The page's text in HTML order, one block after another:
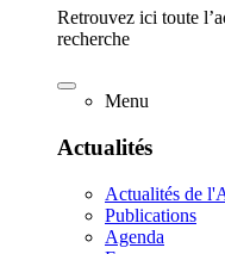
Retrouvez ici toute
recherche
Menu
Actualités
Actualités de
Publications
Agenda